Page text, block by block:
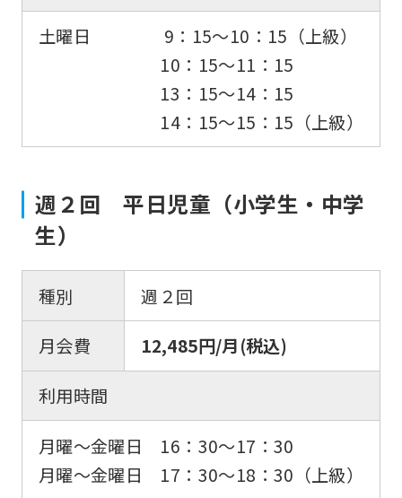
土曜日 9：15〜10：15（上級）
10：15〜11：15
13：15〜14：15
14：15〜15：15（上級）
週２回 平日児童（小学生・中学
生）
種別
週２回
月会費
12,485円/月(税込)
利用時間
月曜〜金曜日 16：30〜17：30
月曜〜金曜日 17：30〜18：30（上級）